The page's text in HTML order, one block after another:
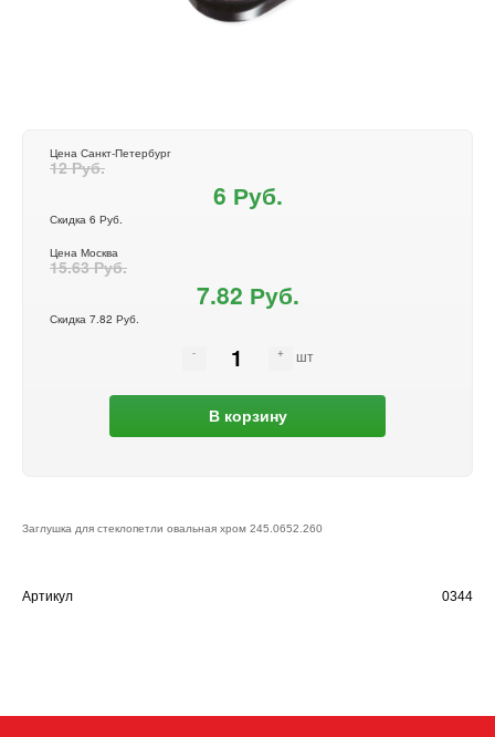
Цена Санкт-Петербург
12 Руб.
6 Руб.
Скидка 6 Руб.
Цена Москва
15.63 Руб.
7.82 Руб.
Скидка 7.82 Руб.
шт
В корзину
Заглушка для стеклопетли овальная хром 245.0652.260
Артикул 0344